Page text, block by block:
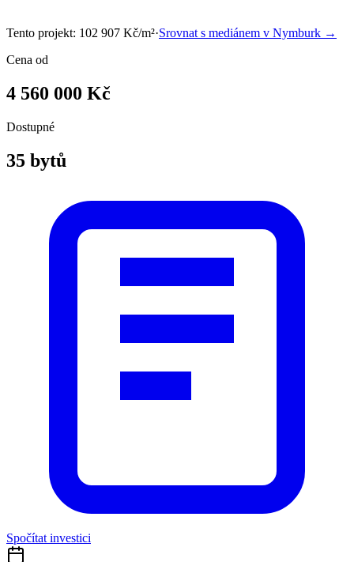
Tento projekt: 102 907 Kč/m²·Srovnat s mediánem v Nymburk →
Cena od
4 560 000 Kč
Dostupné
35 bytů
Spočítat investici